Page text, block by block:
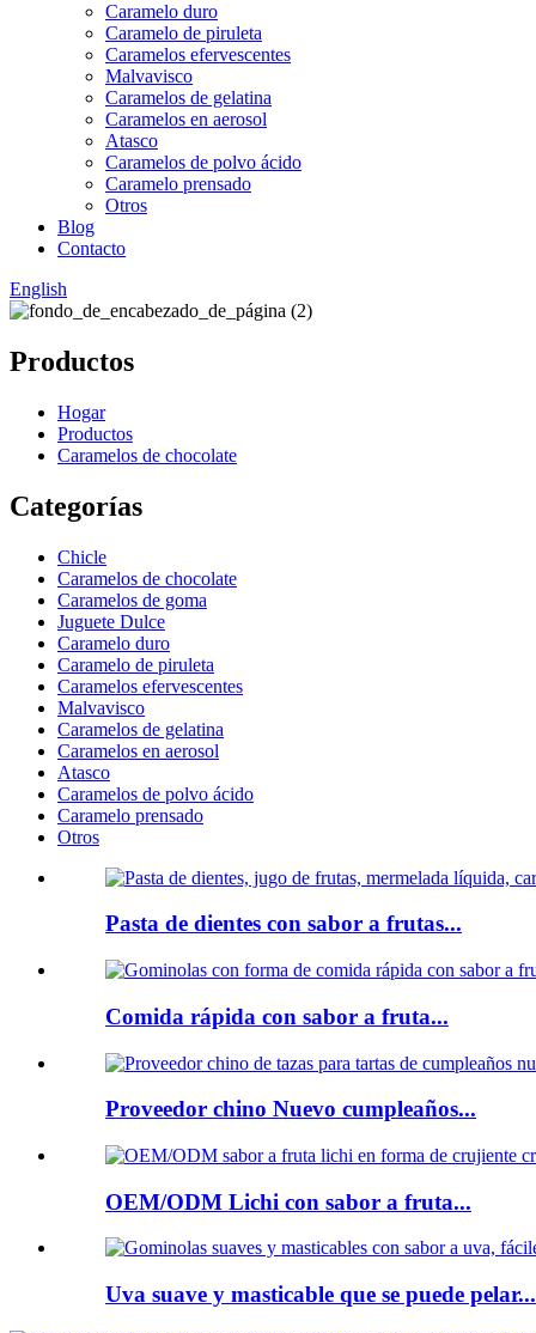
Caramelo duro
Caramelo de piruleta
Caramelos efervescentes
Malvavisco
Caramelos de gelatina
Caramelos en aerosol
Atasco
Caramelos de polvo ácido
Caramelo prensado
Otros
Blog
Contacto
English
Productos
Hogar
Productos
Caramelos de chocolate
Categorías
Chicle
Caramelos de chocolate
Caramelos de goma
Juguete Dulce
Caramelo duro
Caramelo de piruleta
Caramelos efervescentes
Malvavisco
Caramelos de gelatina
Caramelos en aerosol
Atasco
Caramelos de polvo ácido
Caramelo prensado
Otros
Pasta de dientes con sabor a frutas...
Comida rápida con sabor a fruta...
Proveedor chino Nuevo cumpleaños...
OEM/ODM Lichi con sabor a fruta...
Uva suave y masticable que se puede pelar...